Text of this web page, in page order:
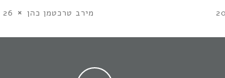
מירב טרכטמן כהן 26 בדצמבר 2021